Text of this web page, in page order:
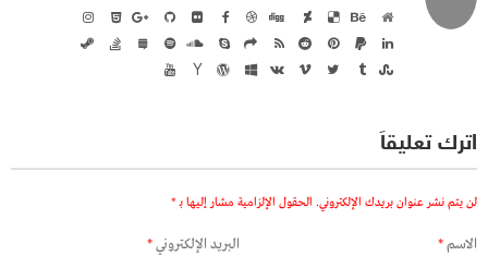
اترك تعليقاً
لن يتم نشر عنوان بريدك الإلكتروني. الحقول الإلزامية مشار إليها بـ *
الاسم* البريد الإلكتروني*